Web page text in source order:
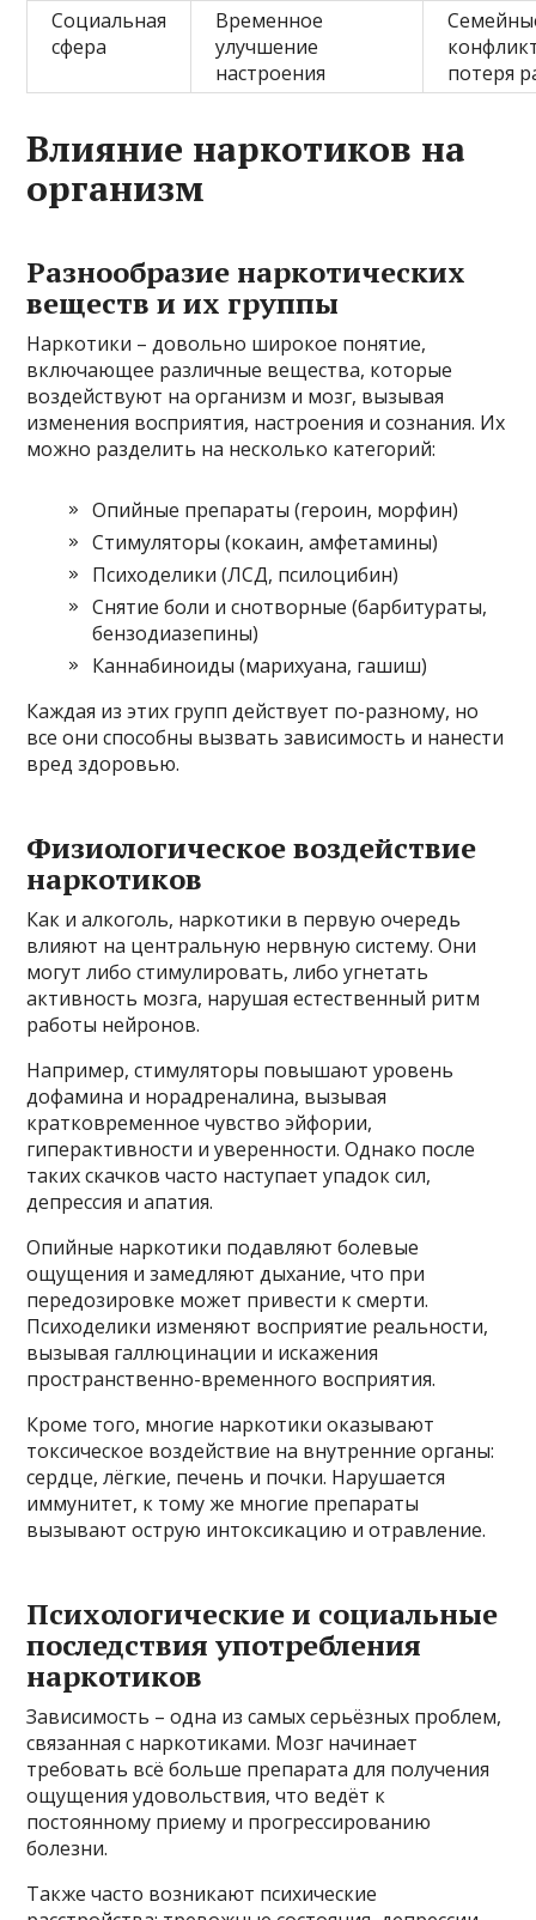
Социальная
сфера
Временное
улучшение
настроения
потеря
Влияние наркотиков на
организм
Разнообразие наркотических
веществ и их группы
Наркотики – довольно широкое понятие,
включающее различные вещества, которые
воздействуют на организм и мозг, вызывая
изменения восприятия, настроения и сознания. Их
можно разделить на несколько категорий:
Опийные препараты (героин, морфин)
Стимуляторы (кокаин, амфетамины)
Психоделики (ЛСД, псилоцибин)
Снятие боли и снотворные (барбитураты,
бензодиазепины)
Каннабиноиды (марихуана, гашиш)
Каждая из этих групп действует по-разному, но
все они способны вызвать зависимость и нанести
вред здоровью.
Физиологическое воздействие
наркотиков
Как и алкоголь, наркотики в первую очередь
влияют на центральную нервную систему. Они
могут либо стимулировать, либо угнетать
активность мозга, нарушая естественный ритм
работы нейронов.
Например, стимуляторы повышают уровень
дофамина и норадреналина, вызывая
кратковременное чувство эйфории,
гиперактивности и уверенности. Однако после
таких скачков часто наступает упадок сил,
депрессия и апатия.
Опийные наркотики подавляют болевые
ощущения и замедляют дыхание, что при
передозировке может привести к смерти.
Психоделики изменяют восприятие реальности,
вызывая галлюцинации и искажения
пространственно-временного восприятия.
Кроме того, многие наркотики оказывают
токсическое воздействие на внутренние органы:
сердце, лёгкие, печень и почки. Нарушается
иммунитет, к тому же многие препараты
вызывают острую интоксикацию и отравление.
Психологические и социальные
последствия употребления
наркотиков
Зависимость – одна из самых серьёзных проблем,
связанная с наркотиками. Мозг начинает
требовать всё больше препарата для получения
ощущения удовольствия, что ведёт к
постоянному приему и прогрессированию
болезни.
Также часто возникают психические